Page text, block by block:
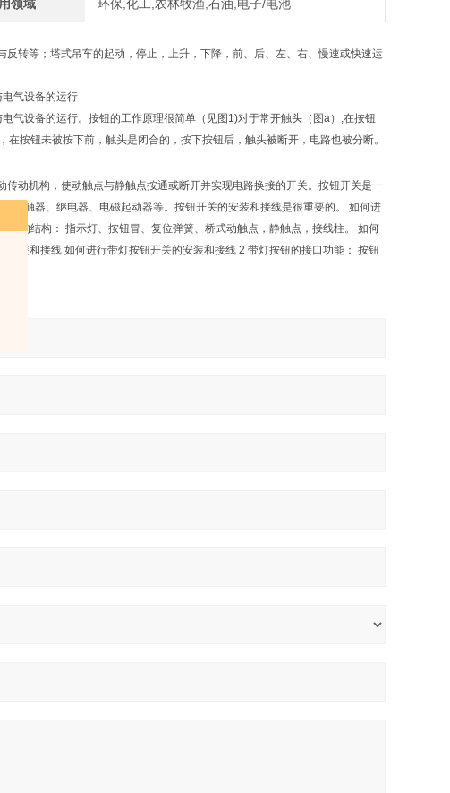
领域 环保,化工,农林牧渔,石油,电子/电池
转等；塔式吊车的起动，停止，上升，下降，前、后、左、右、慢速或快速运
气设备的运行
气设备的运行。按钮的工作原理很简单（见图1)对于常开触头（图a）,在按钮
按钮未被按下前，触头是闭合的，按下按钮后，触头被断开，电路也被分断。
动机构，使动触点与静触点按通或断开并实现电路换接的开关。按钮开关是一
接触器、继电器、电磁起动器等。按钮开关的安装和接线是很重要的。 如何进
的结构： 指示灯、按钮冒、复位弹簧、桥式动触点，静触点，接线柱。 如何
装和接线 如何进行带灯按钮开关的安装和接线 2 带灯按钮的接口功能： 按钮